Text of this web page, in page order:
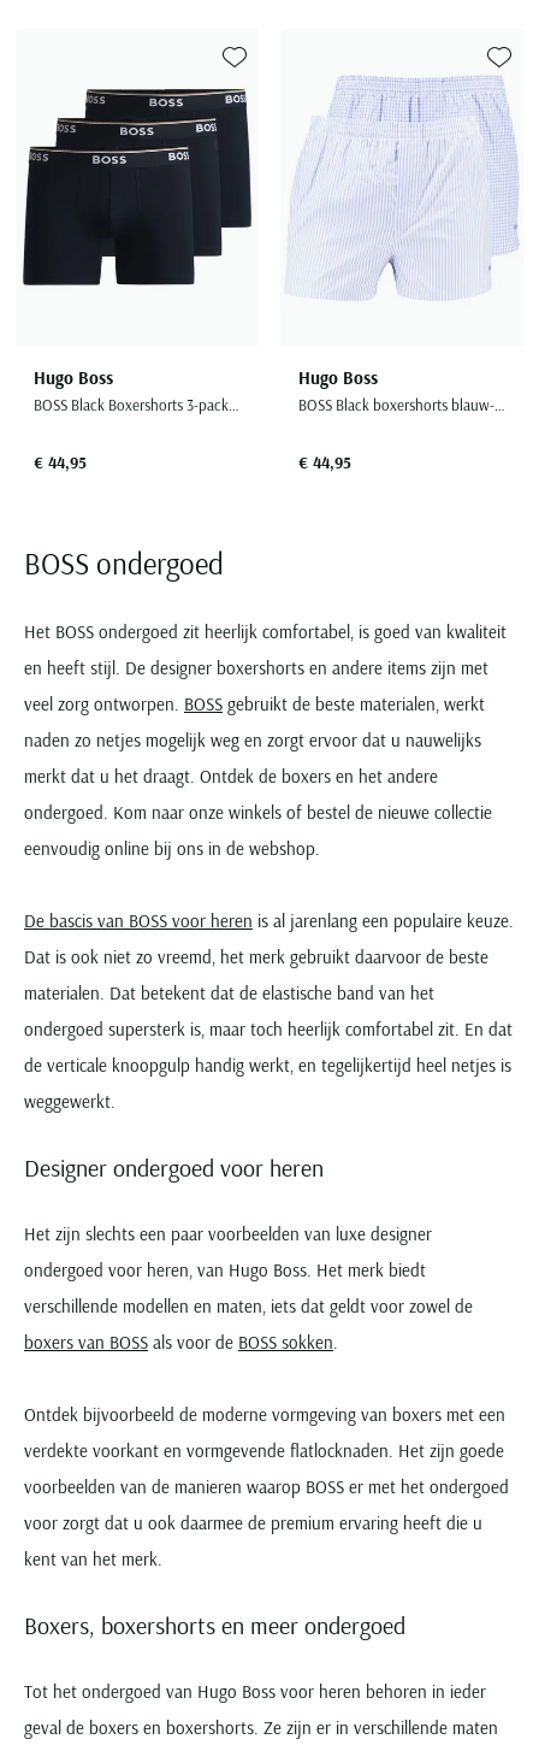
Hugo Boss
BOSS Black Boxershorts 3-pack donkerblauw
€ 44,95
Toevoegen aan favorieten
Hugo Boss
BOSS Black boxershorts blauw-wit gestreept-geruit 2-pack
€ 44,95
BOSS ondergoed
Het BOSS ondergoed zit heerlijk comfortabel, is goed van kwaliteit
en heeft stijl. De designer boxershorts en andere items zijn met
veel zorg ontworpen. BOSS gebruikt de beste materialen, werkt
naden zo netjes mogelijk weg en zorgt ervoor dat u nauwelijks
merkt dat u het draagt. Ontdek de boxers en het andere
ondergoed. Kom naar onze winkels of bestel de nieuwe collectie
eenvoudig online bij ons in de webshop.
De bascis van BOSS voor heren is al jarenlang een populaire keuze.
Dat is ook niet zo vreemd, het merk gebruikt daarvoor de beste
materialen. Dat betekent dat de elastische band van het
ondergoed supersterk is, maar toch heerlijk comfortabel zit. En dat
de verticale knoopgulp handig werkt, en tegelijkertijd heel netjes is
weggewerkt.
Designer ondergoed voor heren
Het zijn slechts een paar voorbeelden van luxe designer
ondergoed voor heren, van Hugo Boss. Het merk biedt
verschillende modellen en maten, iets dat geldt voor zowel de
boxers van BOSS als voor de BOSS sokken.
Ontdek bijvoorbeeld de moderne vormgeving van boxers met een
verdekte voorkant en vormgevende flatlocknaden. Het zijn goede
voorbeelden van de manieren waarop BOSS er met het ondergoed
voor zorgt dat u ook daarmee de premium ervaring heeft die u
kent van het merk.
Boxers, boxershorts en meer ondergoed
Tot het ondergoed van Hugo Boss voor heren behoren in ieder
geval de boxers en boxershorts. Ze zijn er in verschillende maten